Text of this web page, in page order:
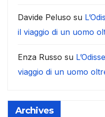
Davide Peluso su
il viaggio di un uomo
Enza Russo su
viaggio di un uomo
Archives